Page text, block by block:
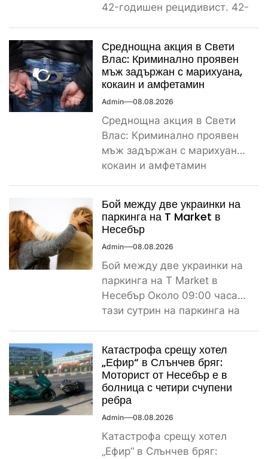
42-годишен рецидивист. 42-
ямболското...
Среднощна акция в Свети
Влас: Криминално проявен
мъж задържан с марихуана,
кокаин и амфетамин
Admin 08.08.2026
Среднощна акция в Свети
Влас: Криминално проявен
мъж задържан с марихуана,
кокаин и амфетамин
Бой между две украинки на
паркинга на T Market в
Несебър
Admin 08.08.2026
Бой между две украинки на
паркинга на T Market в
Несебър Около 09:00 часа
тази сутрин на паркинга на
Катастрофа срещу хотел
„Ефир“ в Слънчев бряг:
Моторист от Несебър е в
болница с четири счупени
ребра
Admin 08.08.2026
Катастрофа срещу хотел
„Ефир“ в Слънчев бряг: